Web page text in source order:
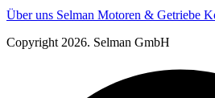
Über uns Selman Motoren & Getriebe
Copyright 2026. Selman GmbH